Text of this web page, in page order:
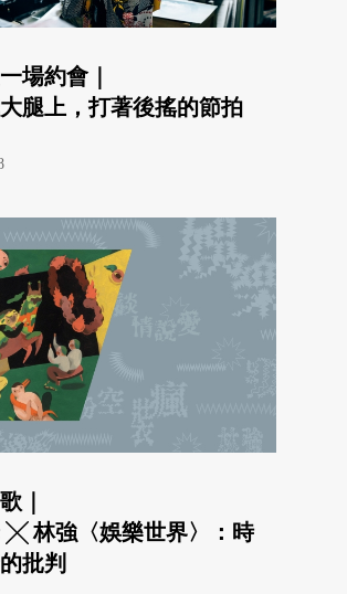
場約會｜
腿上，打著後搖的節拍
｜
╳ 林強〈娛樂世界〉：時
批判